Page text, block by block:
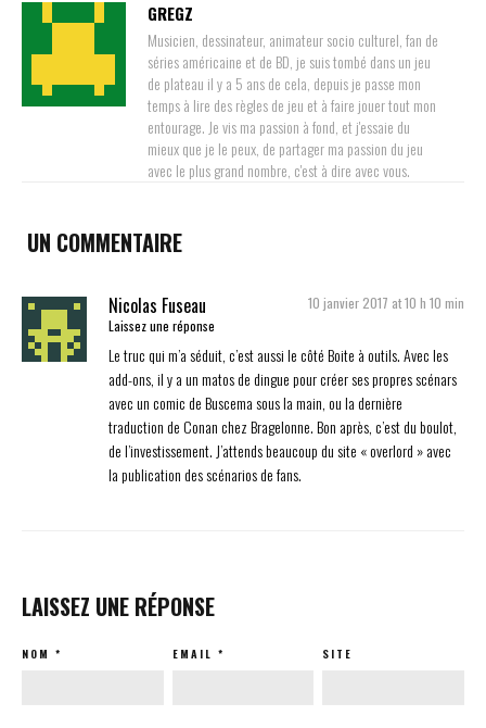
GREGZ
Musicien, dessinateur, animateur socio culturel, fan de
séries américaine et de BD, je suis tombé dans un jeu
de plateau il y a 5 ans de cela, depuis je passe mon
temps à lire des règles de jeu et à faire jouer tout mon
entourage. Je vis ma passion à fond, et j'essaie du
mieux que je le peux, de partager ma passion du jeu
avec le plus grand nombre, c'est à dire avec vous.
UN COMMENTAIRE
Nicolas Fuseau
10 janvier 2017 at 10 h 10 min
Laissez une réponse
Le truc qui m’a séduit, c’est aussi le côté Boite à outils. Avec les
add-ons, il y a un matos de dingue pour créer ses propres scénars
avec un comic de Buscema sous la main, ou la dernière
traduction de Conan chez Bragelonne. Bon après, c’est du boulot,
de l’investissement. J’attends beaucoup du site « overlord » avec
la publication des scénarios de fans.
LAISSEZ UNE RÉPONSE
NOM * EMAIL * SITE